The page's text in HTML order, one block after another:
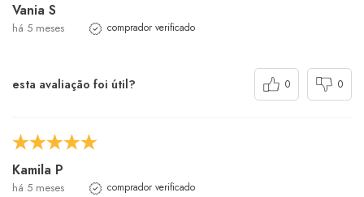
Vania S
há 5 meses comprador verificado
esta avaliação foi útil? 0 0
Kamila P
há 5 meses comprador verificado